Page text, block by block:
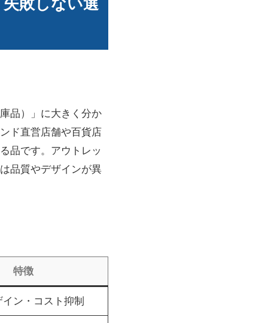
敗しない選
品）」に大きく分か
ド直営店舗や百貨店
品です。アウトレッ
品質やデザインが異
特徴
ン・コスト抑制